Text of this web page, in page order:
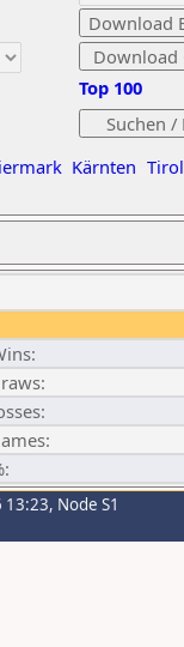
Kärnten Tirol
Top 100
Node S1